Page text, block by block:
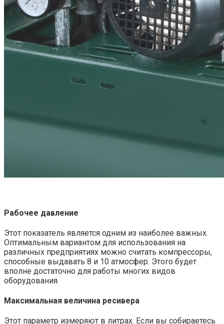
Рабочее давление
Этот показатель является одним из наиболее важных.
Оптимальным вариантом для использования на
различных предприятиях можно считать компрессоры,
способные выдавать 8 и 10 атмосфер. Этого будет
вполне достаточно для работы многих видов
оборудования.
Максимальная величина ресивера
Этот параметр измеряют в литрах. Если вы собираетесь